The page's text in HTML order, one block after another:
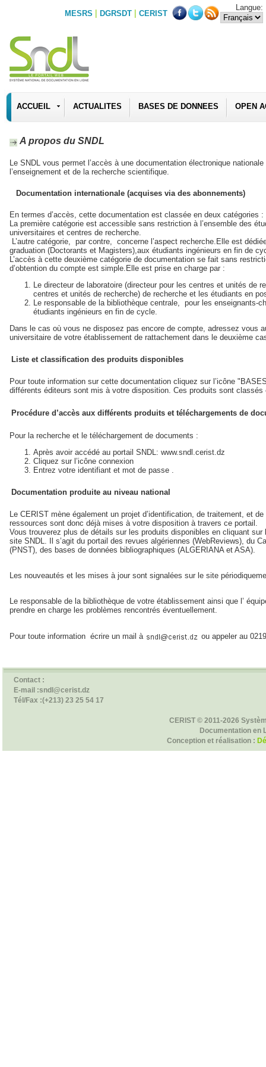
MESRS | DGRSDT | CERIST
Langue:
ACCUEIL ACTUALITES BASES DE DONNEES OPEN
A propos du SNDL
Le SNDL vous permet l’accès à une documentation électronique
l’enseignement et de la recherche scientifique.
Documentation internationale (acquises via des abonnements)
En termes d’accès, cette documentation est classée en deux catégories :
La première catégorie est accessible sans restriction à l’ensemble des
universitaires et centres de recherche.
L’autre catégorie, par contre, concerne l’aspect recherche.Elle est
graduation (Doctorants et Magisters),aux étudiants ingénieurs en fin de
L’accès à cette deuxième catégorie de documentation se fait sans
d’obtention du compte est simple.Elle est prise en charge par :
Le directeur de laboratoire (directeur pour les centres et unités
centres et unités de recherche) de recherche et les étudiants en
Le responsable de la bibliothèque centrale, pour les enseignants-
étudiants ingénieurs en fin de cycle.
Dans le cas où vous ne disposez pas encore de compte, adressez vous
universitaire de votre établissement de rattachement dans le deuxième
Liste et classification des produits disponibles
Pour toute information sur cette documentation cliquez sur l’icône
différents éditeurs sont mis à votre disposition. Ces produits sont
Procédure d’accès aux différents produits et téléchargements de
Pour la recherche et le téléchargement de documents :
Après avoir accédé au portail SNDL: www.sndl.cerist.dz
Cliquez sur l’icône connexion
Entrez votre identifiant et mot de passe .
Documentation produite au niveau national
Le CERIST mène également un projet d’identification, de traitement, et
ressources sont donc déjà mises à votre disposition à travers ce portail.
Vous trouverez plus de détails sur les produits disponibles en cliquant
site SNDL. Il s’agit du portail des revues algériennes (WebReviews), du
(PNST), des bases de données bibliographiques (ALGERIANA et ASA).
Les nouveautés et les mises à jour sont signalées sur le site
Le responsable de la bibliothèque de votre établissement ainsi que l’
prendre en charge les problèmes rencontrés éventuellement.
Pour toute information écrire un mail à ou appeler au
Contact :
E-mail :sndl@cerist.dz
Tél/Fax :(+213) 23 25 54 17
CERIST © 2011-2026
Documentation en
Conception et réalisation :